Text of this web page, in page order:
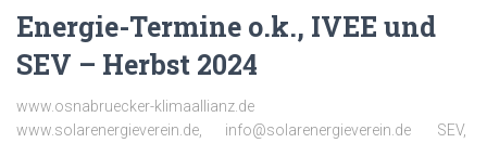
Energie-Termine o.k., IVEE und
SEV – Herbst 2024
www.osnabruecker-klimaallianz.de
www.solarenergieverein.de, info@solarenergieverein.de SEV,